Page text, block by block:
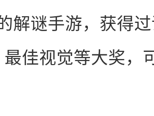
解谜手游，获得
最佳视觉等大奖，